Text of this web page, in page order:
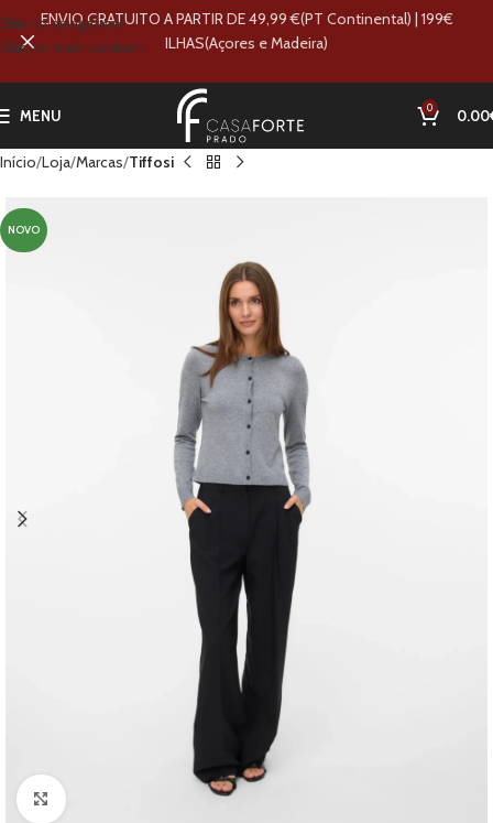
Skip to navigation
Skip to main content
MENU 0 0.00
Início Loja Marcas Tiffosi
NOVO
Clique para ampliar
ENVIO GRATUITO A PARTIR DE 49,99 €(PT Continental) | 199€
ILHAS(Açores e Madeira)